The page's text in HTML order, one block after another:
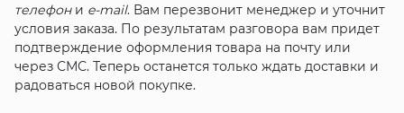
телефони e-mail. Вам перезвонит менеджер и уточнит
условия заказа. По результатам разговора вам придет
подтверждение оформления товара на почту или
через СМС. Теперь останется только ждать доставки и
радоваться новой покупке.